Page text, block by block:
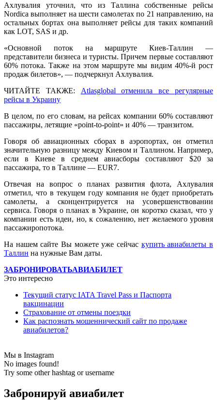
Ахлувалия уточнил, что из Таллина собственные рейсы
Nordica выполняет на шести самолетах по 21 направлению, на
остальных бортах она выполняет рейсы для таких компаний
как LOT, SAS и др.
«Основной поток на маршруте Киев-Таллин —
представители бизнеса и туристы. Причем первые составляют
60% потока. Также на этом маршруте мы видим 40%-й рост
продаж билетов», — подчеркнул Ахлувалия.
ЧИТАЙТЕ ТАКЖЕ: Atlasglobal отменила все регулярные
рейсы в Украину
В целом, по его словам, на рейсах компании 60% составляют
пассажиры, летящие «point-to-point» и 40% — транзитом.
Говоря об авиационных сборах в аэропортах, он отметил
значительную разницу между Киевом и Таллином. Например,
если в Киеве в среднем авиасборы составляют $20 за
пассажира, то в Таллине — EUR7.
Отвечая на вопрос о планах развития флота, Ахлувалия
отметил, что в текущем году компания не будет приобретать
самолеты, а сконцентрируется на усовершенствовании
сервиса. Говоря о планах в Украине, он коротко сказал, что у
компании есть идеи, но, к сожалению, нет желаемого уровня
пассажиропотока.
На нашем сайте Вы можете уже сейчас купить авиабилеты в
Таллин на нужные Вам даты.
ЗАБРОНИРОВАТЬАВИАБИЛЕТ
Это интересно
Текущий статус IATA Travel Pass и Паспорта
вакцинации
Страхование от отмены поездки
Как распознать мошеннический сайт по продаже
авиабилетов?
Мы в Instagram
No images found!
Try some other hashtag or username
Забронируй авиабилет